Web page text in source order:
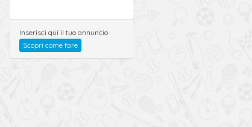
Inserisci qui il tuo annuncio
Scopri come fare